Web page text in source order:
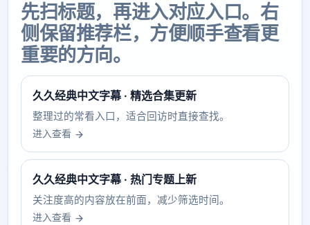
先扫标题，再进入对应入口。右
侧保留推荐栏，方便顺手查看更
重要的方向。
久久经典中文字幕 · 精选合集更新
整理过的常看入口，适合回访时直接查找。
进入查看
久久经典中文字幕 · 热门专题上新
关注度高的内容放在前面，减少筛选时间。
进入查看